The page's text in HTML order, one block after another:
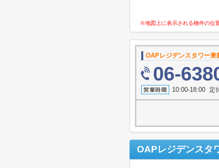
※地図上に表示される物件の位
OAPレジデンスタワー東
06-
10:00-18:00 定
OAPレジデンスタ